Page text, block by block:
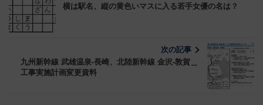
横は駅名、縦の黄色いマスに入る若手女優の名は？
次の記事
九州新幹線 武雄温泉-長崎、北陸新幹線 金沢-敦賀＿
工事実施計画変更資料